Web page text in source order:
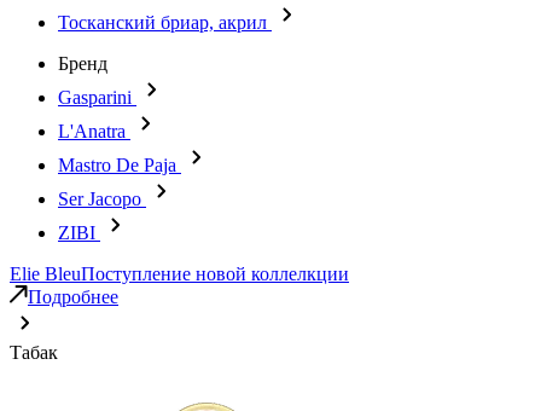
Тосканский бриар, акрил
Бренд
Gasparini
L'Anatra
Mastro De Paja
Ser Jacopo
ZIBI
Elie BleuПоступление новой коллелкции
Подробнее
Табак